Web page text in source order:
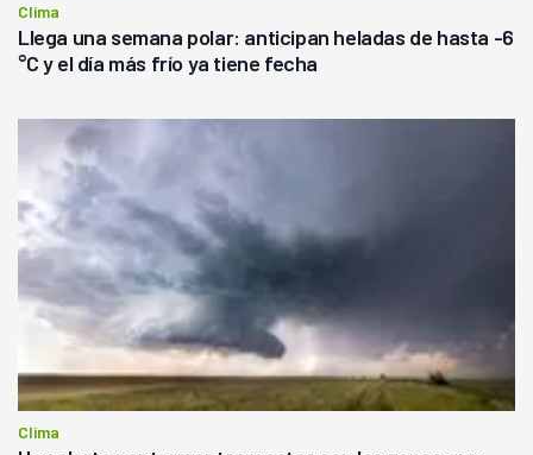
Clima
Llega una semana polar: anticipan heladas de hasta -6
°C y el día más frío ya tiene fecha
Clima